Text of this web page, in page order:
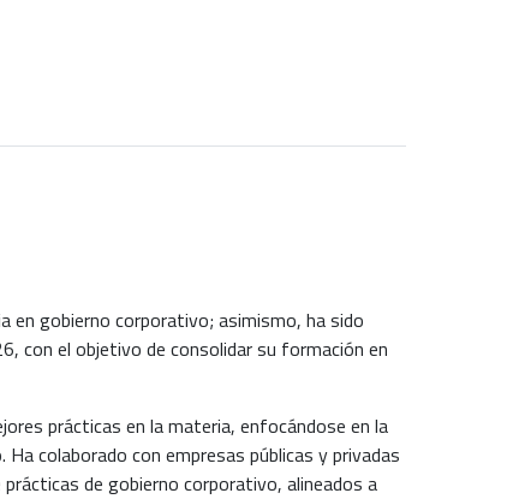
en gobierno corporativo; asimismo, ha sido
con el objetivo de consolidar su formación en
prácticas en la materia, enfocándose en la
colaborado con empresas públicas y privadas
de gobierno corporativo, alineados a